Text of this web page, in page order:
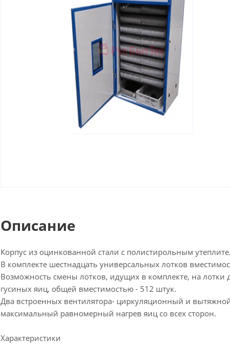
Описание
Корпус из оцинкованной стали с полистирольным
В комплекте шестнадцать универсальных лотков
Возможность смены лотков, идущих в комплекте, на
гусиных яиц, общей вместимостью - 512 штук.
Два встроенных вентилятора- циркуляционный и
максимальный равномерный нагрев яиц со всех сторон.
Характеристики